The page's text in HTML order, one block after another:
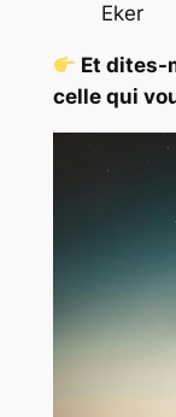
Eker
Et dites-
celle qui